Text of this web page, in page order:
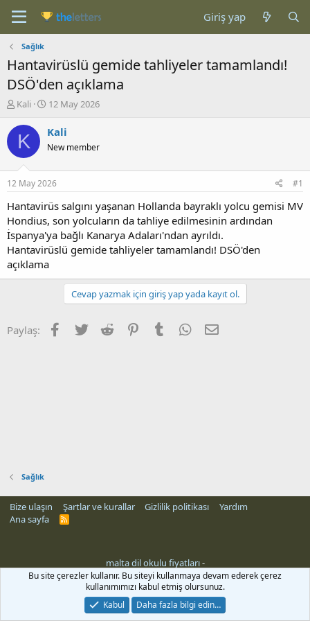
Giriş yap
Sağlık
Hantavirüslü gemide tahliyeler tamamlandı!
DSÖ'den açıklama
K
n
b
u
u
b
a
l
a
t
a
n
Kali
B
ş
a
g
ı
ç
a
r
i
h
i
12 May 2026
K Kali
New member
12 May 2026 #1
Hantavirüs salgını yaşanan Hollanda bayraklı yolcu gemisi MV
Hondius, son yolcuların da tahliye edilmesinin ardından
İspanya'ya bağlı Kanarya Adaları'ndan ayrıldı.
Hantavirüslü gemide tahliyeler tamamlandı! DSÖ'den
açıklama
Cevap yazmak için giriş yap yada kayıt ol.
Paylaş: Facebook
Twitter Reddit PinterestTumblr WhatsApp
Sağlık
Bize ulaşın Şartlar ve kurallar Gizlilik politikası
Yardım
Ana sayfa
R
malta dil okulu fiyatları-
Bu site çerezler kullanır. Bu siteyi kullanmaya devam ederek çerez
kullanımımızı kabul etmiş olursunuz.
Kabul
Daha fazla bilgi edin…